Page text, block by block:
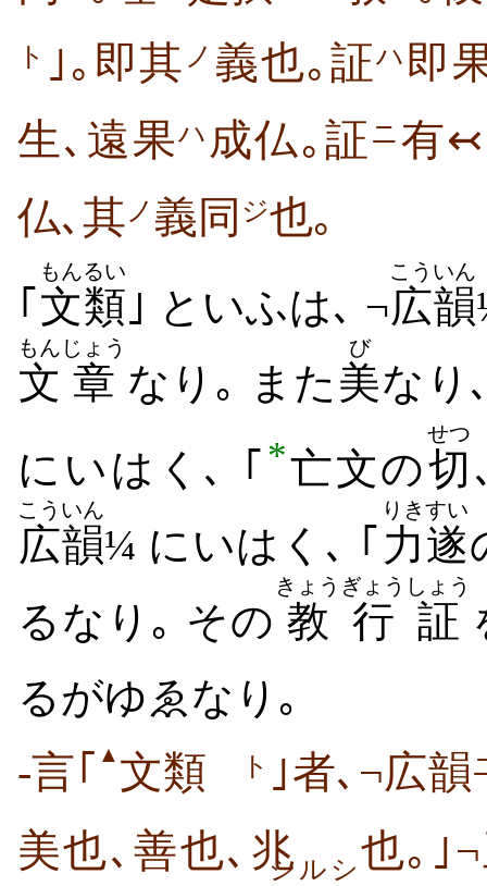
ト ｣｡即其 ノ 義也｡証ハ 即
生､遠果ハ 成仏｡証 ニ有
仏､其 ノ 義同 ジ也｡
｢ 文類
もんるい
｣ といふは､ ¬広韻
こういん
文
もん
章
じょう
なり｡ また 美
び
な
にいはく､ ｢ *亡文の切
せつ
広韻
こういん
¼ にいはく､ ｢ 力
りき
遂
すい
るなり｡ その 教
きょう
行
ぎょう
証
しょう
るがゆゑなり｡
-言｢ ▲ 文類 ト ｣者､¬広韻
美也､善也､兆シルシ也｡｣